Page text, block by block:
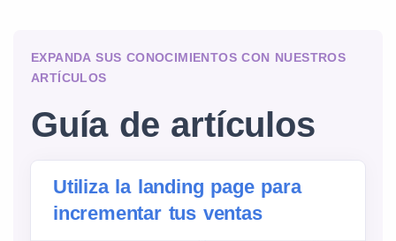
EXPANDA SUS CONOCIMIENTOS CON NUESTROS
ARTÍCULOS
Guía de artículos
Utiliza la landing page para
incrementar tus ventas